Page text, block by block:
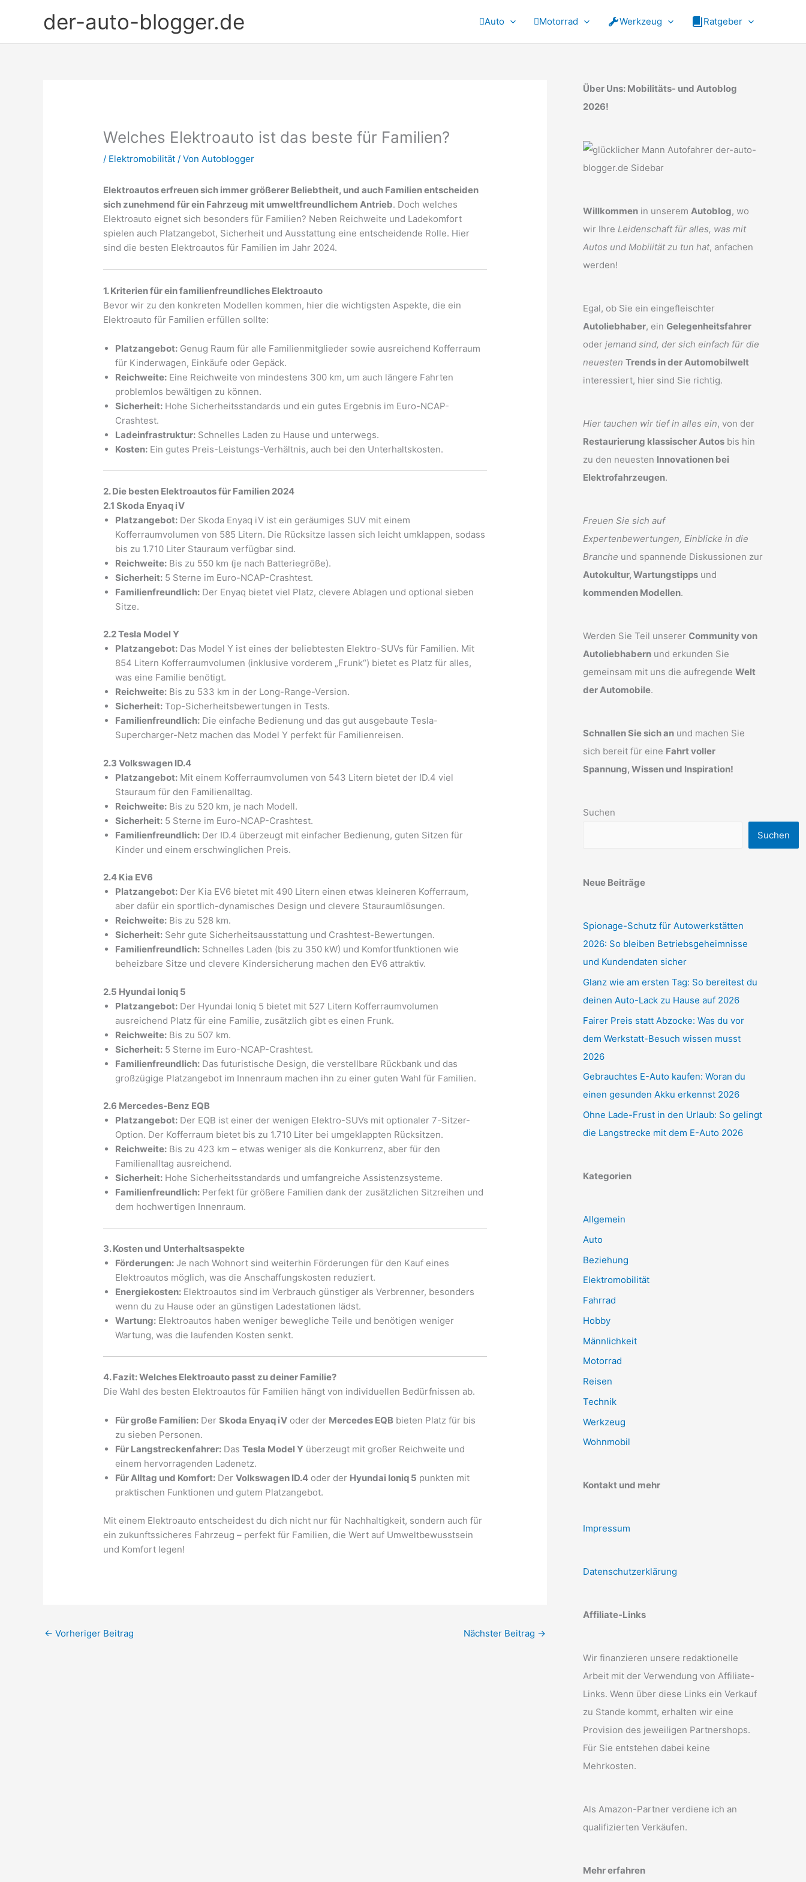
der-auto-blogger.de Auto Motorrad Werkzeug Ratgeber
Welches Elektroauto ist das beste für Familien?
/ Elektromobilität / VonAutoblogger
Elektroautos erfreuen sich immer größerer Beliebtheit, und auch Familien entscheiden
sich zunehmend für ein Fahrzeug mit umweltfreundlichem Antrieb. Doch welches
Elektroauto eignet sich besonders für Familien? Neben Reichweite und Ladekomfort
spielen auch Platzangebot, Sicherheit und Ausstattung eine entscheidende Rolle. Hier
sind die besten Elektroautos für Familien im Jahr 2024.
1. Kriterien für ein familienfreundliches Elektroauto
Bevor wir zu den konkreten Modellen kommen, hier die wichtigsten Aspekte, die ein
Elektroauto für Familien erfüllen sollte:
Platzangebot: Genug Raum für alle Familienmitglieder sowie ausreichend Kofferraum
für Kinderwagen, Einkäufe oder Gepäck.
Reichweite: Eine Reichweite von mindestens 300 km, um auch längere Fahrten
problemlos bewältigen zu können.
Sicherheit: Hohe Sicherheitsstandards und ein gutes Ergebnis im Euro-NCAP-
Crashtest.
Ladeinfrastruktur: Schnelles Laden zu Hause und unterwegs.
Kosten: Ein gutes Preis-Leistungs-Verhältnis, auch bei den Unterhaltskosten.
2. Die besten Elektroautos für Familien 2024
2.1 Skoda Enyaq iV
Platzangebot: Der Skoda Enyaq iV ist ein geräumiges SUV mit einem
Kofferraumvolumen von 585 Litern. Die Rücksitze lassen sich leicht umklappen, sodass
bis zu 1.710 Liter Stauraum verfügbar sind.
Reichweite: Bis zu 550 km (je nach Batteriegröße).
Sicherheit: 5 Sterne im Euro-NCAP-Crashtest.
Familienfreundlich: Der Enyaq bietet viel Platz, clevere Ablagen und optional sieben
Sitze.
2.2 Tesla Model Y
Platzangebot: Das Model Y ist eines der beliebtesten Elektro-SUVs für Familien. Mit
854 Litern Kofferraumvolumen (inklusive vorderem „Frunk“) bietet es Platz für alles,
was eine Familie benötigt.
Reichweite: Bis zu 533 km in der Long-Range-Version.
Sicherheit: Top-Sicherheitsbewertungen in Tests.
Familienfreundlich: Die einfache Bedienung und das gut ausgebaute Tesla-
Supercharger-Netz machen das Model Y perfekt für Familienreisen.
2.3 Volkswagen ID.4
Platzangebot: Mit einem Kofferraumvolumen von 543 Litern bietet der ID.4 viel
Stauraum für den Familienalltag.
Reichweite: Bis zu 520 km, je nach Modell.
Sicherheit: 5 Sterne im Euro-NCAP-Crashtest.
Familienfreundlich: Der ID.4 überzeugt mit einfacher Bedienung, guten Sitzen für
Kinder und einem erschwinglichen Preis.
2.4 Kia EV6
Platzangebot: Der Kia EV6 bietet mit 490 Litern einen etwas kleineren Kofferraum,
aber dafür ein sportlich-dynamisches Design und clevere Stauraumlösungen.
Reichweite: Bis zu 528 km.
Sicherheit: Sehr gute Sicherheitsausstattung und Crashtest-Bewertungen.
Familienfreundlich: Schnelles Laden (bis zu 350 kW) und Komfortfunktionen wie
beheizbare Sitze und clevere Kindersicherung machen den EV6 attraktiv.
2.5 Hyundai Ioniq 5
Platzangebot: Der Hyundai Ioniq 5 bietet mit 527 Litern Kofferraumvolumen
ausreichend Platz für eine Familie, zusätzlich gibt es einen Frunk.
Reichweite: Bis zu 507 km.
Sicherheit: 5 Sterne im Euro-NCAP-Crashtest.
Familienfreundlich: Das futuristische Design, die verstellbare Rückbank und das
großzügige Platzangebot im Innenraum machen ihn zu einer guten Wahl für Familien.
2.6 Mercedes-Benz EQB
Platzangebot: Der EQB ist einer der wenigen Elektro-SUVs mit optionaler 7-Sitzer-
Option. Der Kofferraum bietet bis zu 1.710 Liter bei umgeklappten Rücksitzen.
Reichweite: Bis zu 423 km – etwas weniger als die Konkurrenz, aber für den
Familienalltag ausreichend.
Sicherheit: Hohe Sicherheitsstandards und umfangreiche Assistenzsysteme.
Familienfreundlich: Perfekt für größere Familien dank der zusätzlichen Sitzreihen und
dem hochwertigen Innenraum.
3. Kosten und Unterhaltsaspekte
Förderungen: Je nach Wohnort sind weiterhin Förderungen für den Kauf eines
Elektroautos möglich, was die Anschaffungskosten reduziert.
Energiekosten: Elektroautos sind im Verbrauch günstiger als Verbrenner, besonders
wenn du zu Hause oder an günstigen Ladestationen lädst.
Wartung: Elektroautos haben weniger bewegliche Teile und benötigen weniger
Wartung, was die laufenden Kosten senkt.
4. Fazit: Welches Elektroauto passt zu deiner Familie?
Die Wahl des besten Elektroautos für Familien hängt von individuellen Bedürfnissen ab.
Für große Familien: DerSkoda Enyaq iV oder der Mercedes EQB bieten Platz für bis
zu sieben Personen.
Für Langstreckenfahrer: DasTesla Model Y überzeugt mit großer Reichweite und
einem hervorragenden Ladenetz.
Für Alltag und Komfort: DerVolkswagen ID.4 oder der Hyundai Ioniq 5 punkten mit
praktischen Funktionen und gutem Platzangebot.
Mit einem Elektroauto entscheidest du dich nicht nur für Nachhaltigkeit, sondern auch für
ein zukunftssicheres Fahrzeug – perfekt für Familien, die Wert auf Umweltbewusstsein
und Komfort legen!
← Vorheriger Beitrag Nächster Beitrag →
Über Uns: Mobilitäts- und Autoblog
2026!
Willkommen in unserem Autoblog, wo
wir Ihre Leidenschaft für alles, was mit
Autos und Mobilität zu tun hat, anfachen
werden!
Egal, ob Sie ein eingefleischter
Autoliebhaber, ein Gelegenheitsfahrer
oder jemand sind, der sich einfach für die
neuesten Trends in der Automobilwelt
interessiert, hier sind Sie richtig.
Hier tauchen wir tief in alles ein, von der
Restaurierung klassischer Autos bis hin
zu den neuesten Innovationen bei
Elektrofahrzeugen.
Freuen Sie sich auf
Expertenbewertungen, Einblicke in die
Branche und spannende Diskussionen zur
Autokultur, Wartungstipps und
kommenden Modellen.
Werden Sie Teil unserer Community von
Autoliebhabern und erkunden Sie
gemeinsam mit uns die aufregende Welt
der Automobile.
Schnallen Sie sich an und machen Sie
sich bereit für eine Fahrt voller
Spannung, Wissen und Inspiration!
Suchen
Suchen
Neue Beiträge
Spionage-Schutz für Autowerkstätten
2026: So bleiben Betriebsgeheimnisse
und Kundendaten sicher
Glanz wie am ersten Tag: So bereitest du
deinen Auto-Lack zu Hause auf 2026
Fairer Preis statt Abzocke: Was du vor
dem Werkstatt-Besuch wissen musst
2026
Gebrauchtes E-Auto kaufen: Woran du
einen gesunden Akku erkennst 2026
Ohne Lade-Frust in den Urlaub: So gelingt
die Langstrecke mit dem E-Auto 2026
Kategorien
Allgemein
Auto
Beziehung
Elektromobilität
Fahrrad
Hobby
Männlichkeit
Motorrad
Reisen
Technik
Werkzeug
Wohnmobil
Kontakt und mehr
Impressum
Datenschutzerklärung
Affiliate-Links
Wir finanzieren unsere redaktionelle
Arbeit mit der Verwendung von Affiliate-
Links. Wenn über diese Links ein Verkauf
zu Stande kommt, erhalten wir eine
Provision des jeweiligen Partnershops.
Für Sie entstehen dabei keine
Mehrkosten.
Als Amazon-Partner verdiene ich an
qualifizierten Verkäufen.
Mehr erfahren